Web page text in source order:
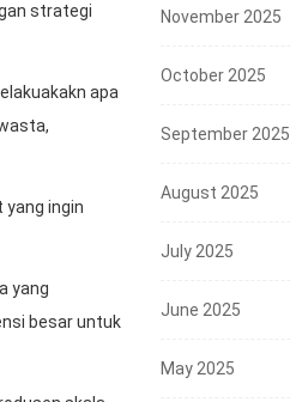
strategi
apa
ingin
yang
besar untuk
November 2025
October 2025
September 2025
August 2025
July 2025
June 2025
May 2025